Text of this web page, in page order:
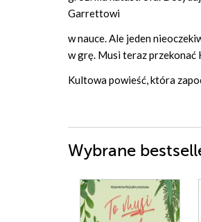
Garrettowi
w nauce. Ale jeden
w grę. Musi teraz przekonać
Kultowa powieść, która
Wybrane